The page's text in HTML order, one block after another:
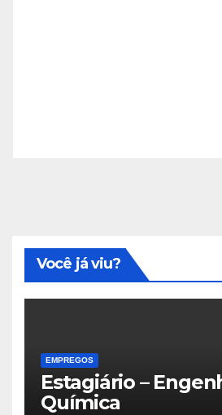
Você já viu?
EMPREGOS
Estagiário –
Química